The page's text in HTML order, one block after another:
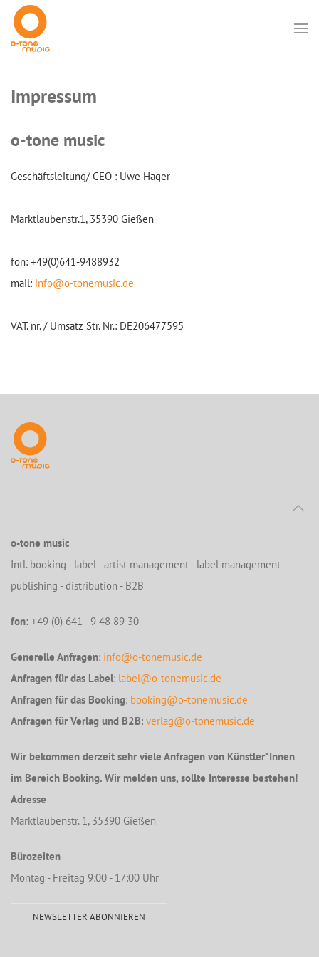
Impressum
o-tone music
Geschäftsleitung/ CEO : Uwe Hager
Marktlaubenstr.1, 35390 Gießen
fon: +49(0)641-9488932
mail: info@o-tonemusic.de
VAT. nr. / Umsatz Str. Nr.: DE206477595
o-tone music
Intl. booking - label - artist management - label management -
publishing - distribution - B2B
fon: +49 (0) 641 - 9 48 89 30
Generelle Anfragen: info@o-tonemusic.de
Anfragen für das Label: label@o-tonemusic.de
Anfragen für das Booking: booking@o-tonemusic.de
Anfragen für Verlag und B2B: verlag@o-tonemusic.de
Wir bekommen derzeit sehr viele Anfragen von Künstler*Innen
im Bereich Booking. Wir melden uns, sollte Interesse bestehen!
Adresse
Marktlaubenstr. 1, 35390 Gießen
Bürozeiten
Montag - Freitag 9:00 - 17:00 Uhr
NEWSLETTER ABONNIEREN